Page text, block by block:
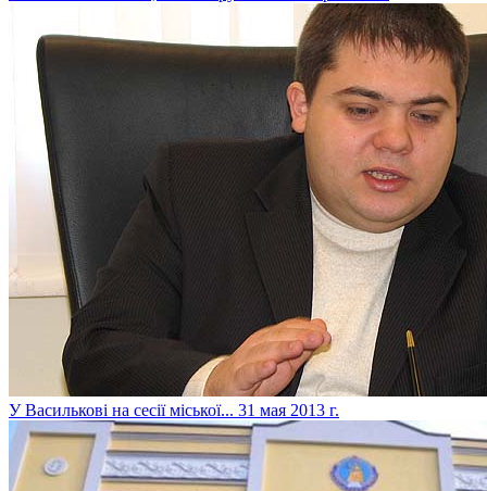
У Василькові на сесії міської... 31 мая 2013 г.